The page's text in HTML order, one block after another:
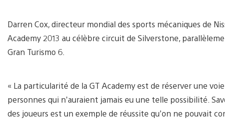
Darren Cox, directeur mondial des sports mécaniques de
Academy 2013 au célèbre circuit de Silverstone,
Gran Turismo 6.
« La particularité de la GT Academy est de réserver une
personnes qui n’auraient jamais eu une telle possibilité.
des joueurs est un exemple de réussite qu’on ne pouvait